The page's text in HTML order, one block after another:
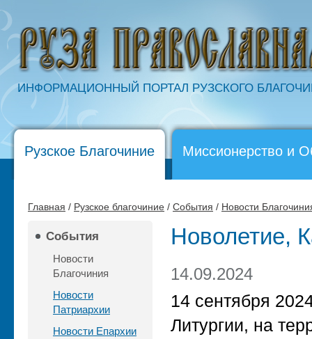
ИНФОРМАЦИОННЫЙ ПОРТАЛ РУЗСКОГО
Рузское Благочиние Миссионерство и
Главная / Рузское благочиние / События / Новости
События
Новости
Благочиния
Новости
Патриархии
Новости Епархии
Новолетие,
14.09.2024
14 сентября
Литургии, на